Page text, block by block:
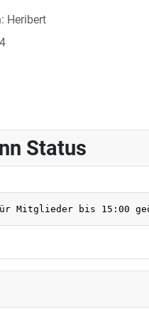
Heribert
am 27.04.2024
am 28.02.2024
Status